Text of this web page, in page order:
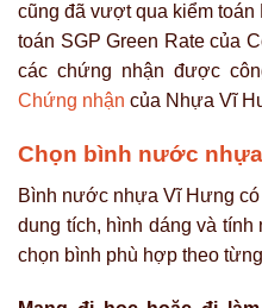
cũng đã vượt qua kiểm toán
toán SGP Green Rate của
các chứng nhận được
Chứng nhận của Nhựa Vĩ
Chọn bình nước
Bình nước nhựa Vĩ Hưng
dung tích, hình dáng và
chọn bình phù hợp theo